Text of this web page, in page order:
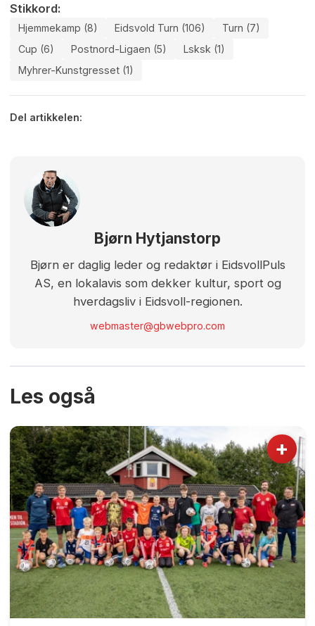
Stikkord:
Hjemmekamp (8) Eidsvold Turn (106)
Turn (7)
Cup (6)
Postnord-Ligaen (5)
Lsksk (1)
Myhrer-Kunstgresset (1)
Del artikkelen:
Bjørn Hytjanstorp
Bjørn er daglig leder og redaktør i EidsvollPuls
AS, en lokalavis som dekker kultur, sport og
hverdagsliv i Eidsvoll-regionen.
webmaster@gbwebpro.com
Les også
+